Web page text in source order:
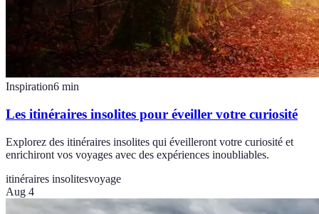
Inspiration6 min
Les itinéraires insolites pour éveiller votre curiosité
Explorez des itinéraires insolites qui éveilleront votre curiosité et
enrichiront vos voyages avec des expériences inoubliables.
itinéraires insolitesvoyage
Aug 4